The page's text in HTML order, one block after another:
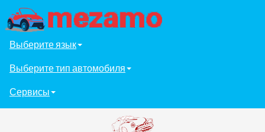
Выберите язык
Выберите тип автомобиля
Сервисы